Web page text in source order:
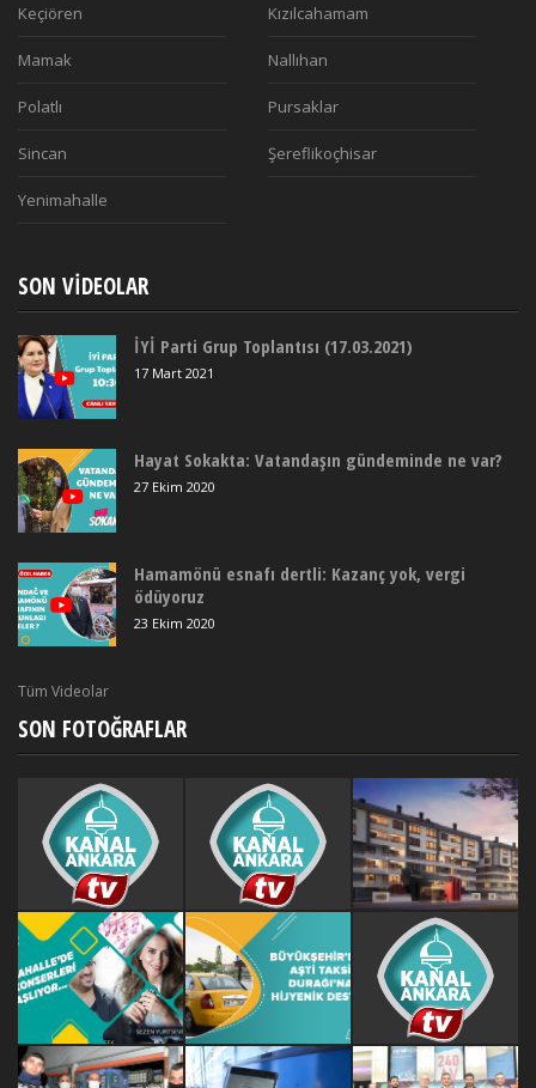
Keçiören Kızılcahamam
Mamak Nallıhan
Polatlı Pursaklar
Sincan Şereflikoçhisar
Yenimahalle
SON VIDEOLAR
İYİ Parti Grup Toplantısı (17.03.2021)
17 Mart 2021
Hayat Sokakta: Vatandaşın gündeminde ne var?
27 Ekim 2020
Hamamönü esnafı dertli: Kazanç yok, vergi
ödüyoruz
23 Ekim 2020
Tüm Videolar
SON FOTOĞRAFLAR